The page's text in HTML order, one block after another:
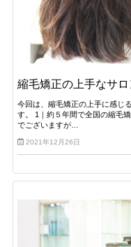
縮毛矯正の上手なサ
今回は、縮毛矯正の上手に感じ
す。 1｜約５年間で全国の縮毛
でございますが…
2021年12月26日